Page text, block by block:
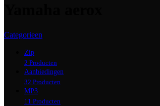
Categorieen
Zip
2 Producten
Aanbiedingen
32 Producten
MP3
11 Producten